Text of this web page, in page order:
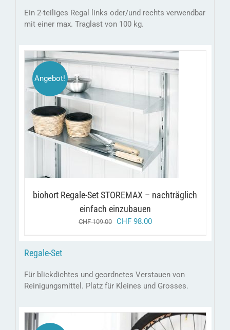
Ein 2-teiliges Regal links oder/und rechts verwendbar
mit einer max. Traglast von 100 kg.
Angebot!
IN DEN WARENKORB
biohort Regale-Set STOREMAX – nachträglich
einfach einzubauen
CHF109.00
ursprünglicher
CHF98.00aktueller
Regale-Set
Für blickdichtes und geordnetes Verstauen von
Reinigungsmittel. Platz für Kleines und Grosses.